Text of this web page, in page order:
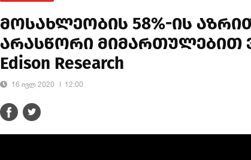
მოსახლეობის 58%-ის
არასწორი მიმართულებით
Edison Research
16 ივლ 2020 12:00